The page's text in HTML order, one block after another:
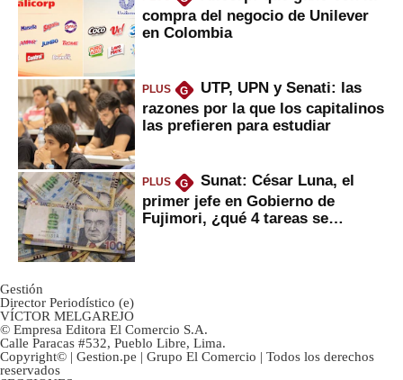
compra del negocio de Unilever
en Colombia
PLUS G
UTP, UPN y Senati: las
razones por la que los capitalinos
las prefieren para estudiar
PLUS G
Sunat: César Luna, el
primer jefe en Gobierno de
Fujimori, ¿qué 4 tareas se
Gestión
Director Periodístico (e)
VÍCTOR MELGAREJO
© Empresa Editora El Comercio S.A.
Calle Paracas #532, Pueblo Libre, Lima.
Copyright© | Gestion.pe | Grupo El Comercio | Todos los derechos
reservados